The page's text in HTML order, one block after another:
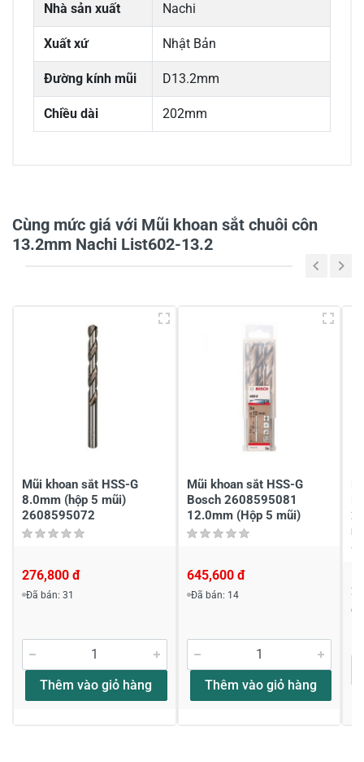
Nhà sản xuất Nachi
Xuất xứ Nhật Bản
Đường kính mũi D13.2mm
Chiều dài 202mm
-
-
Chia sẻ nhận xét về sản phẩm
Đánh giá sao
Cùng mức giá với Mũi khoan sắt chuôi côn
13.2mm Nachi List602-13.2
Mũi khoan sắt HSS-G
8.0mm (hộp 5 mũi)
2608595072
276,800 đ
Đã bán: 31
Thêm vào giỏ hàng
Mũi khoan sắt HSS-G
Bosch 2608595081
12.0mm (Hộp 5 mũi)
645,600 đ
Đã bán: 14
Thêm vào giỏ hàng